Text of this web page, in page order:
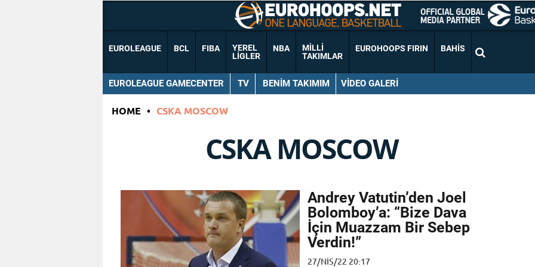
EUROLEAGUE BCL FIBA
YEREL
LIGLER
NBA
MILLI
TAKIMLAR
EUROHOOPS FIRIN BAHIS
EUROLEAGUE GAMECENTER TV BENIM TAKIMIM VIDEO GALERI
HOME • CSKA MOSCOW
CSKA MOSCOW
Andrey Vatutin’den Joel
Bolomboy’a: “Bize Dava
İçin Muazzam Bir Sebep
Verdin!”
27/NIS/22 20:17